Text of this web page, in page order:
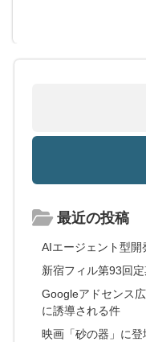
最近の投稿
AIエージェント型開
新宿フィル第93回
Googleアドセンス
に誘導される件
映画「砂の器」に